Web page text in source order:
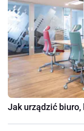
Jak urządzić biuro,